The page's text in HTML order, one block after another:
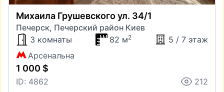
Михаила Грушевского ул. 34/1
Печерск, Печерский район Киев
3 комнаты
82 м2
5 / 7 этаж
Арсенальна
1 000 $
ID: 4862
212